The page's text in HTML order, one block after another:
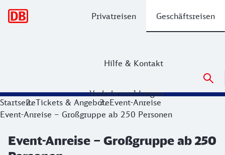
Privatreisen Geschäftsreisen
Hilfe & Kontakt
Verkehrsmeldungen
Event-Anreise – Großgruppe ab 250
Egal ob Event, Schulung oder Incentive-Reise, wir
StartseiteTickets & AngeboteEvent-Anreise
Event-Anreise – Großgruppe ab 250 Personen
Event-Anreise – Großgruppe ab 250